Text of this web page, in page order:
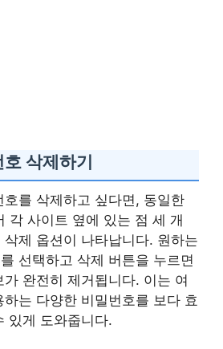
삭제하기
호를 삭제하고 싶다면, 동일한
각 사이트 옆에 있는 점 세 개
제 옵션이 나타납니다. 원하는
선택하고 삭제 버튼을 누르면
완전히 제거됩니다. 이는 여
는 다양한 비밀번호를 보다 효
있게 도와줍니다.